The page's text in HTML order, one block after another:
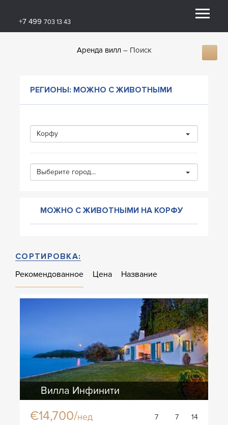
+7 499 703 13 43
Аренда вилл Поиск
РЕГИОНЫ: МОЖНО С ЖИВОТНЫМИ
Корфу
Выберите город...
МОЖНО С ЖИВОТНЫМИ НА КОРФУ
СОРТИРОВКА:
Рекомендованное
Цена Название
Вилла Инфинити
€14,700/нед 7 7 14